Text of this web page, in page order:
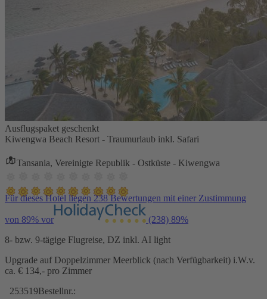
Ausflugspaket geschenkt
Kiwengwa Beach Resort - Traumurlaub inkl. Safari
Tansania, Vereinigte Republik - Ostküste - Kiwengwa
Für dieses Hotel liegen 238 Bewertungen mit einer Zustimmung
von 89% vor (238) 89%
8- bzw. 9-tägige Flugreise, DZ inkl. AI light
Upgrade auf Doppelzimmer Meerblick (nach Verfügbarkeit) i.W.v.
ca. € 134,- pro Zimmer
253519Bestellnr.: